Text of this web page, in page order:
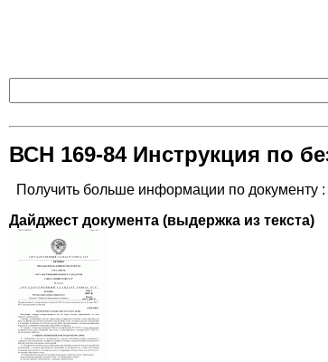
ВСН 169-84 Инструкция по
Получить больше информации по документу :
Дайджест документа (выдержка из текста)